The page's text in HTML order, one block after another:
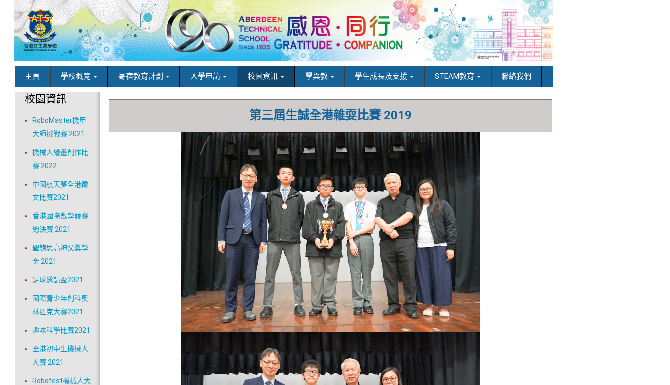
主頁 學校概覽 寄宿教育計劃 入學申請 校園資訊 學與教 學生成長及支援 STEAM教育 聯絡我們
第三屆生誠全港雜耍比賽 2019
校園資訊
RoboMaster機甲
大師挑戰賽 2021
機械人繪畫創作比
賽 2022
中國航天夢全港徵
文比賽2021
香港國際數學競賽
總決賽 2021
聖鮑思高神父獎學
金 2021
足球邀請盃2021
國際青少年創科奧
林匹克大賽2021
趣味科學比賽2021
全港初中生機械人
大賽 2021
Robofest機械人大